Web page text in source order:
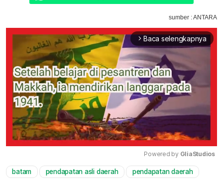
sumber : ANTARA
arrow_forward_ios Baca selengkapnya
Mute
Powered by GliaStudios
batam pendapatan asli daerah pendapatan daerah